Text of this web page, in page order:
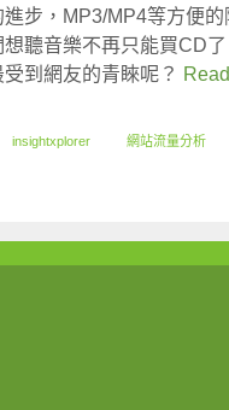
步，MP3/MP4等方便
聽音樂不再只能買CD
到網友的青睞呢？
insightxplorer 網站流量分析